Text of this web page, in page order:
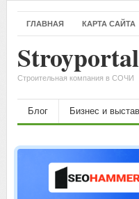
ГЛАВНАЯ КАРТА САЙТА
Строительная компания в СОЧИ
Блог Бизнес и